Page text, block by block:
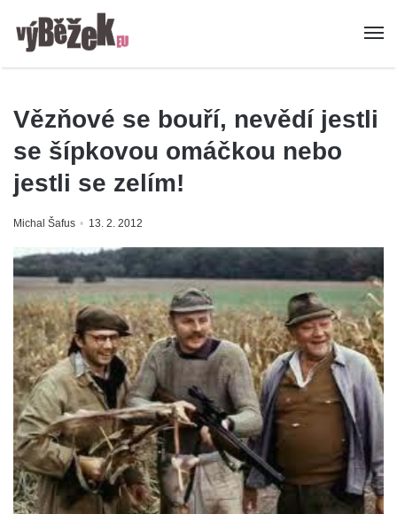
Vězňové se bouří, nevědí jestli
se šípkovou omáčkou nebo
jestli se zelím!
Michal Šafus 13. 2. 2012